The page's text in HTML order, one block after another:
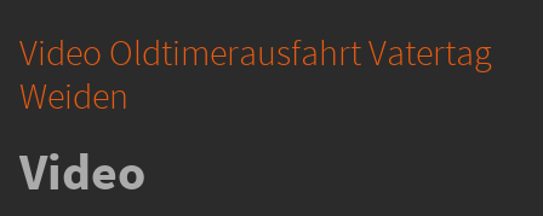
Video Oldtimerausfahrt Vatertag
Weiden
Video